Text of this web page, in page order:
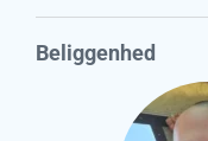
Beliggenhed